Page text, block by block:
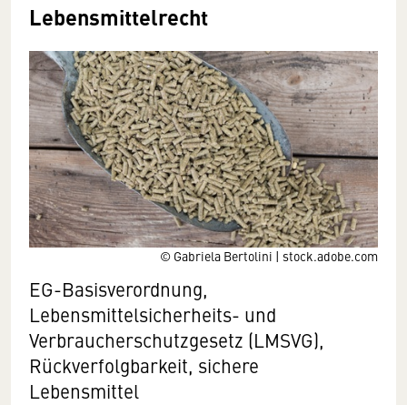
© Gabriela Bertolini | stock.adobe.com
Lebensmittelrecht
EG-Basisverordnung,
Lebensmittelsicherheits- und
Verbraucherschutzgesetz (LMSVG),
Rückverfolgbarkeit, sichere
Lebensmittel